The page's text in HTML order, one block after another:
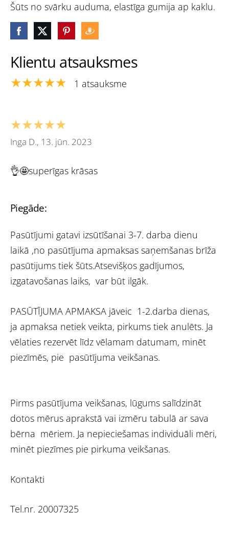
Piegāde:
Pasūtījumi gatavi izsūtīšanai 3-7. darba dienu
laikā ,no pasūtījuma apmaksas saņemšanas brīža
pasūtijums tiek šūts.Atsevišķos gadījumos,
izgatavošanas laiks, var būt ilgāk.
PASŪTĪJUMA APMAKSA jāveic 1-2.darba dienas,
ja apmaksa netiek veikta, pirkums tiek anulēts. Ja
vēlaties rezervēt līdz vēlamam datumam, minēt
piezīmēs, pie pasūtījuma veikšanas.
Pirms pasūtījuma veikšanas, lūgums salīdzināt
dotos mērus aprakstā vai izmēru tabulā ar sava
bērna mēriem. Ja nepieciešamas individuāli mēri,
minēt piezīmes pie pirkuma veikšanas.
Kontakti
Tel.nr. 20007325
Šūts no svārku auduma, elastīga gumija ap kaklu.
Klientu atsauksmes
★★★★★ 1 atsauksme
★★★★★
Inga D., 13. jūn. 2023
👌🤩superīgas krāsas